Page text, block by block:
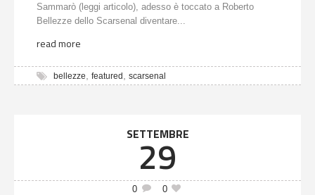
Sammarò (leggi articolo), adesso è toccato a Roberto
Bellezze dello Scarsenal diventare...
read more
bellezze featured scarsenal
SETTEMBRE
29
0 0